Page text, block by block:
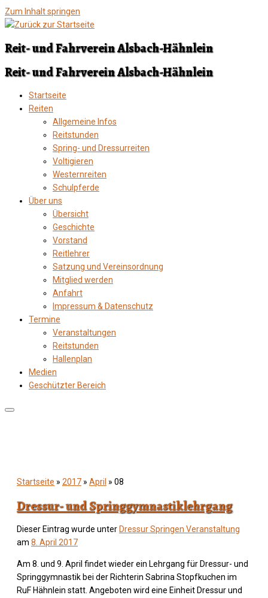
Zum Inhalt springen
Reit- und Fahrverein Alsbach-Hähnlein
Reit- und Fahrverein Alsbach-Hähnlein
Startseite
Reiten
Allgemeine Infos
Reitstunden
Spring- und Dressurreiten
Voltigieren
Westernreiten
Schulpferde
Über uns
Übersicht
Geschichte
Vorstand
Reitlehrer
Satzung und Vereinsordnung
Mitglied werden
Anfahrt
Impressum & Datenschutz
Termine
Veranstaltungen
Reitstunden
Hallenplan
Medien
Geschützter Bereich
Startseite » 2017 » April » 08
Dressur- und Springgymnastiklehrgang
Dieser Eintrag wurde unter DressurSpringen Veranstaltung
am 8. April 2017
Am 8. und 9. April findet wieder ein Lehrgang für Dressur- und
Springgymnastik bei der Richterin Sabrina Stopfkuchen im
RuF Hähnlein statt. Angeboten wird eine Einheit Dressur und